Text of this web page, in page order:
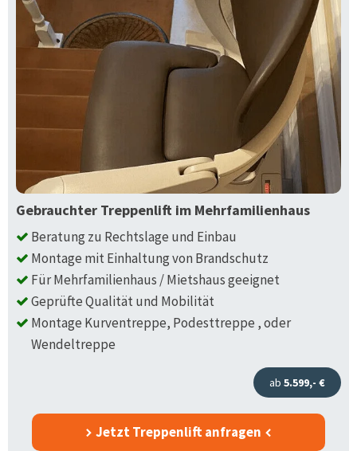
Gebrauchter Treppenlift im Mehrfamilienhaus
Beratung zu Rechtslage und Einbau
Montage mit Einhaltung von Brandschutz
Für Mehrfamilienhaus / Mietshaus geeignet
Geprüfte Qualität und Mobilität
Montage Kurventreppe, Podesttreppe , oder
Wendeltreppe
ab 5.599,- €
Jetzt Treppenlift anfragen